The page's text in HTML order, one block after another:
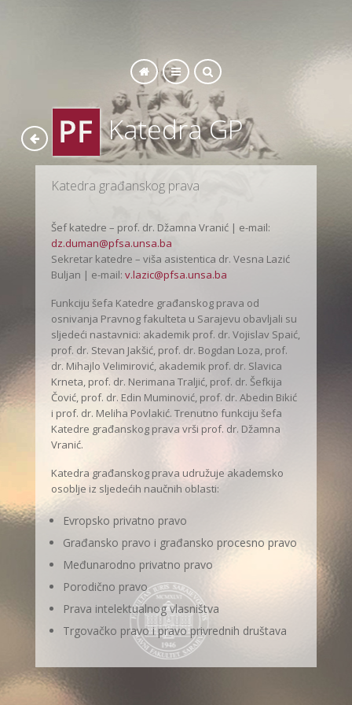
Katedra GP
Katedra građanskog prava
Šef katedre – prof. dr. Džamna Vranić | e-mail:
dz.duman@pfsa.unsa.ba
Sekretar katedre – viša asistentica dr. Vesna Lazić
Buljan | e-mail: v.lazic@pfsa.unsa.ba
Funkciju šefa Katedre građanskog prava od
osnivanja Pravnog fakulteta u Sarajevu obavljali su
sljedeći nastavnici: akademik prof. dr. Vojislav Spaić,
prof. dr. Stevan Jakšić, prof. dr. Bogdan Loza, prof.
dr. Mihajlo Velimirović, akademik prof. dr. Slavica
Krneta, prof. dr. Nerimana Traljić, prof. dr. Šefkija
Čović, prof. dr. Edin Muminović, prof. dr. Abedin Bikić
i prof. dr. Meliha Povlakić. Trenutno funkciju šefa
Katedre građanskog prava vrši prof. dr. Džamna
Vranić.
Katedra građanskog prava udružuje akademsko
osoblje iz sljedećih naučnih oblasti:
Evropsko privatno pravo
Građansko pravo i građansko procesno pravo
Međunarodno privatno pravo
Porodično pravo
Prava intelektualnog vlasništva
Trgovačko pravo i pravo privrednih društava